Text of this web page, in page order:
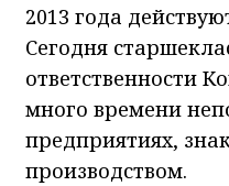
2013 года
Сегодня
ответственности
много времени
предприятиях,
производством.